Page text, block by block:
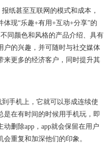
纸甚至互联网的模式和成本，
现“乐趣+有用+互动+分享”的
同颜色和风格的产品介绍、具有
户的兴趣，并可随时与社交媒体
来更多的经济客户，同时提升其
手机上，它就可以形成连续使
是在有时间的时候用手机玩，即
删除app，app就会保留在用户
重复和加深他们的印象。